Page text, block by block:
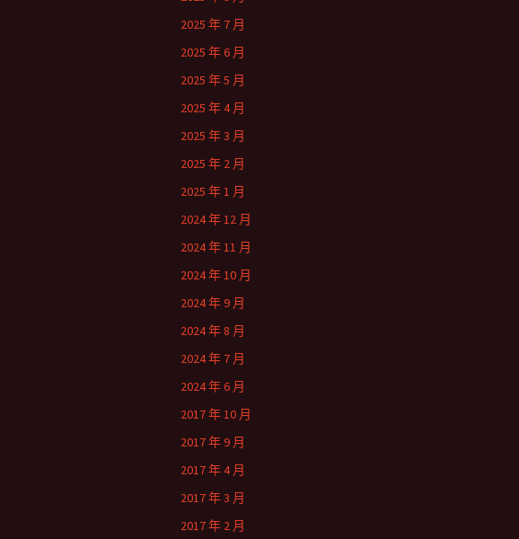
2025 年 7 月
2025 年 6 月
2025 年 5 月
2025 年 4 月
2025 年 3 月
2025 年 2 月
2025 年 1 月
2024 年 12 月
2024 年 11 月
2024 年 10 月
2024 年 9 月
2024 年 8 月
2024 年 7 月
2024 年 6 月
2017 年 10 月
2017 年 9 月
2017 年 4 月
2017 年 3 月
2017 年 2 月